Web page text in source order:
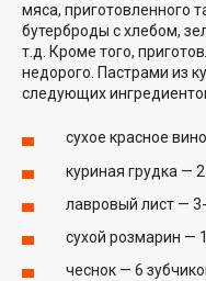
мяса, приготовленного
бутерброды с хлебом,
т.д. Кроме того,
недорого. Пастрами из
следующих
сухое красное
куриная грудка —
лавровый лист —
сухой розмарин —
чеснок — 6